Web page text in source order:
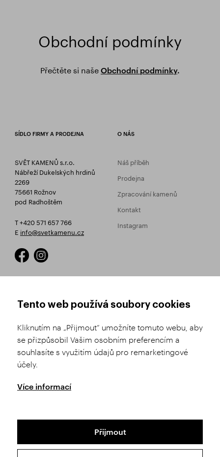
Obchodní podmínky
Přečtěte si naše Obchodní podmínky.
SÍDLO FIRMY A PRODEJNA
SVĚT KAMENŮ s.r.o.
Nábřeží Dukelských hrdinů
2269
75661 Rožnov
pod Radhoštěm
T +420 571 657 766
E info@svetkamenu.cz
O NÁS
Náš příběh
Prodejna
Zpracování kamenů
Kontakt
Instagram
Registrace
Výběr zboží
Doprava a platba
Historie objednávek
Obchodní podmínky
Reklamační řád
Nastavení soukromí
Tento web používá soubory cookies
Kliknutím na „Přijmout“ umožníte tomuto webu, aby
se přizpůsobil Vašim osobním preferencím a
souhlasíte s využitím údajů pro remarketingové
účely.
Více informací
Přijmout